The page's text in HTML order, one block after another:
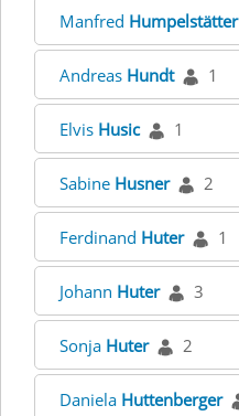
Manfred Humpelstätter
Andreas Hundt 1
Elvis Husic 1
Sabine Husner 2
Ferdinand Huter 1
Johann Huter 3
Sonja Huter 2
Daniela Huttenberger